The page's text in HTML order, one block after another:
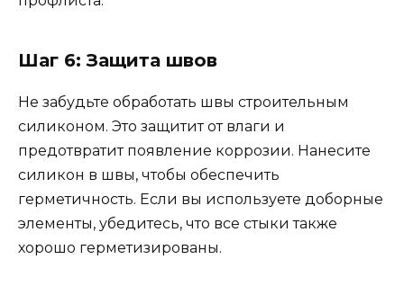
Шаг 6: Защита швов
Не забудьте обработать швы строительным
силиконом. Это защитит от влаги и
предотвратит появление коррозии. Нанесите
силикон в швы, чтобы обеспечить
герметичность. Если вы используете доборные
элементы, убедитесь, что все стыки также
хорошо герметизированы.